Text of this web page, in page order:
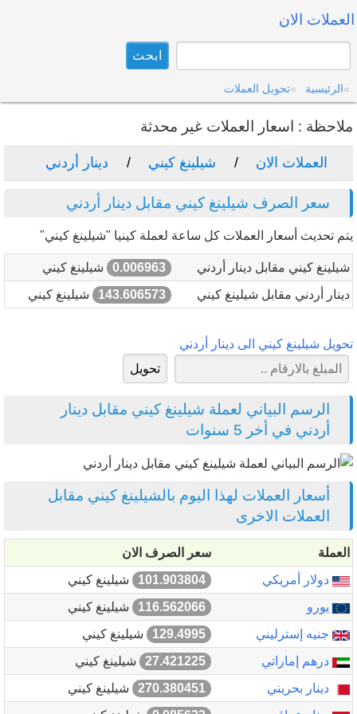
العملات الان
الرئيسية تحويل العملات
ملاحظة : اسعار العملات غير محدثة
العملات الان شيلينغ كيني دينار أردني
سعر الصرف شيلينغ كيني مقابل دينار أردني
يتم تحديث أسعار العملات كل ساعة لعملة كينيا "شيلينغ كيني"
شيلينغ كيني مقابل دينار أردني 0.006963
شيلينغ كيني
دينار أردني مقابل شيلينغ كيني
143.606573 شيلينغ كيني
تحويل شيلينغ كيني الى دينار أردني
الرسم البياني لعملة شيلينغ كيني مقابل دينار
أردني في أخر 5 سنوات
أسعار العملات لهذا اليوم بالشيلينغ كيني مقابل
العملات الاخرى
العملة
سعر الصرف الان
دولار أمريكي
101.903804
شيلينغ كيني
يورو
116.562066
شيلينغ كيني
جنيه إسترليني
129.4995
شيلينغ كيني
درهم إماراتي
27.421225
شيلينغ كيني
دينار بحريني
270.380451
شيلينغ كيني